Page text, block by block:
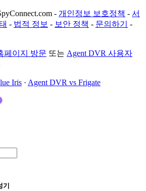
- 개인정보 보호정책 - 서
- 법적 정보 - 보안 정책 - 문의하기
-
페이지 방문 또는 Agent DVR 사용자
Iris · Agent DVR vs Frigate